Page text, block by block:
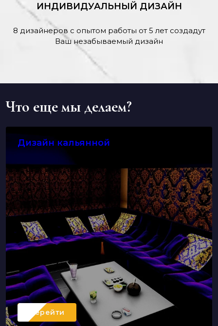
ИНДИВИДУАЛЬНЫЙ ДИЗАЙН
8 дизайнеров с опытом работы от 5 лет создадут
Ваш незабываемый дизайн
Что еще мы делаем?
Дизайн кальянной
Перейти